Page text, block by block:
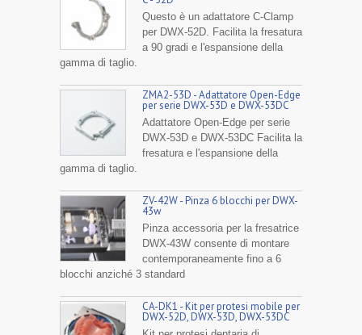
Questo è un adattatore C-Clamp
per DWX-52D. Facilita la fresatura
a 90 gradi e l'espansione della
gamma di taglio.
ZMA2-53D - Adattatore Open-Edge
per serie DWX-53D e DWX-53DC
Adattatore Open-Edge per serie
DWX-53D e DWX-53DC Facilita la
fresatura e l'espansione della
gamma di taglio.
ZV-42W - Pinza 6 blocchi per DWX-
43w
Pinza accessoria per la fresatrice
DWX-43W consente di montare
contemporaneamente fino a 6
blocchi anziché 3 standard
CA-DK1 - Kit per protesi mobile per
DWX-52D, DWX-53D, DWX-53DC